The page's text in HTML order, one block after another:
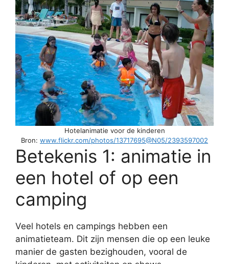
Hotelanimatie voor de kinderen
Bron: www.flickr.com/photos/13717695@N05/2393597002
Betekenis 1: animatie in
een hotel of op een
camping
Veel hotels en campings hebben een
animatieteam. Dit zijn mensen die op een leuke
manier de gasten bezighouden, vooral de